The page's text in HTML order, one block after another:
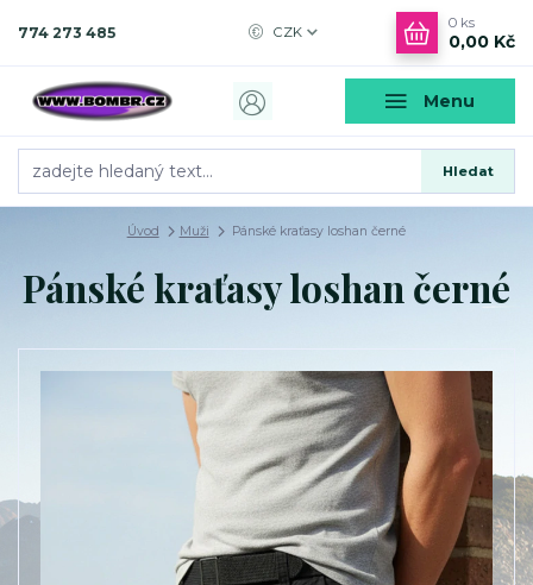
Menu
CZK
Hledat
774 273 485
0 ks
0,00 Kč
Úvod Muži Pánské kraťasy loshan černé
Pánské kraťasy loshan černé